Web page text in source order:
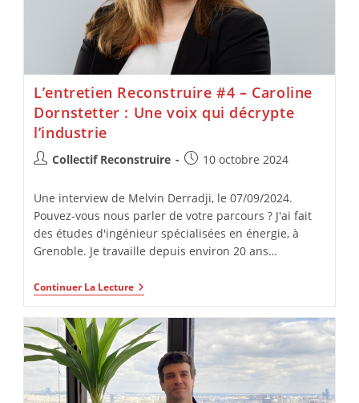
L’entretien Reconstruire #4 – Caroline
Dornstetter : Une voix qui décrypte
l’industrie
Collectif Reconstruire 10 octobre 2024
Une interview de Melvin Derradji, le 07/09/2024.
Pouvez-vous nous parler de votre parcours ? J'ai fait
des études d'ingénieur spécialisées en énergie, à
Grenoble. Je travaille depuis environ 20 ans…
Continuer La Lecture